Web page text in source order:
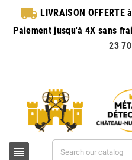
local_shipping LIVRAISON OFFERTE
Paiement jusqu'à 4X
23
view_headline